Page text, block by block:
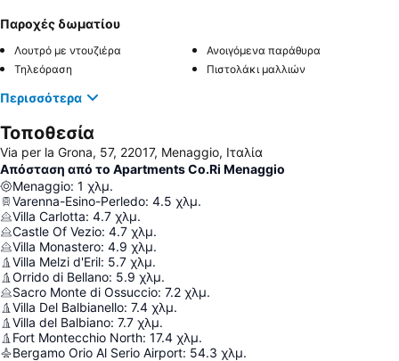
Παροχές δωματίου
Λουτρό με ντουζιέρα
Ανοιγόμενα παράθυρα
Τηλεόραση
Πιστολάκι μαλλιών
Περισσότερα
Τοποθεσία
Via per la Grona, 57, 22017, Menaggio, Ιταλία
Απόσταση από το Apartments Co.Ri Menaggio
Menaggio: 1 χλμ.
Varenna-Esino-Perledo: 4.5 χλμ.
Villa Carlotta: 4.7 χλμ.
Castle Of Vezio: 4.7 χλμ.
Villa Monastero: 4.9 χλμ.
Villa Melzi d'Eril: 5.7 χλμ.
Orrido di Bellano: 5.9 χλμ.
Sacro Monte di Ossuccio: 7.2 χλμ.
Villa Del Balbianello: 7.4 χλμ.
Villa del Balbiano: 7.7 χλμ.
Fort Montecchio North: 17.4 χλμ.
Bergamo Orio Al Serio Airport: 54.3 χλμ.